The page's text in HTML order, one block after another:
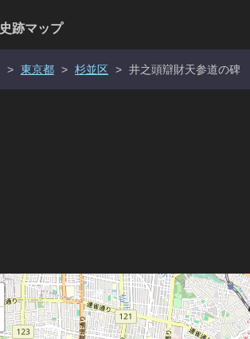
史跡マップ
> 東京都 > 杉並区 > 井之頭辯財天参道の碑